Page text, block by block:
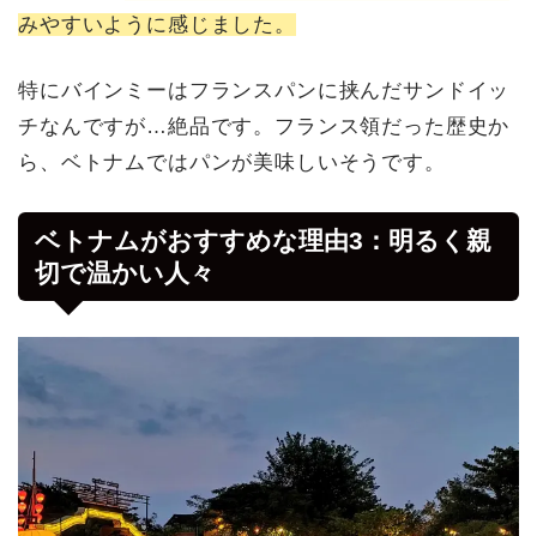
みやすいように感じました。
特にバインミーはフランスパンに挟んだサンドイッ
チなんですが…絶品です。フランス領だった歴史か
ら、ベトナムではパンが美味しいそうです。
ベトナムがおすすめな理由3：明るく親
切で温かい人々